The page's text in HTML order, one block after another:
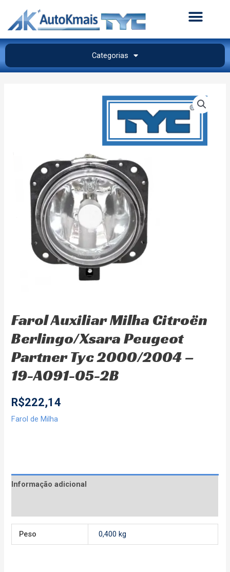
Categorias
Farol Auxiliar Milha Citroën
Berlingo/Xsara Peugeot
Partner Tyc 2000/2004 –
19-A091-05-2B
R$222,14
Farol de Milha
Informação adicional
Peso 0,400 kg